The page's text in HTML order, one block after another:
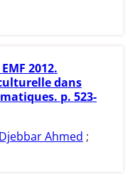
2012.
dans
p. 523-
Djebbar Ahmed ;